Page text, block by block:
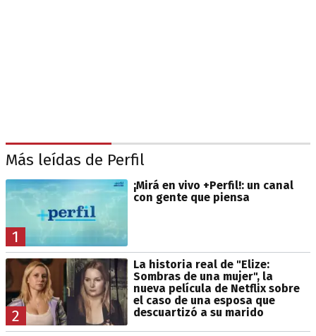
Más leídas de Perfil
1
¡Mirá en vivo +Perfil!: un canal
con gente que piensa
2
La historia real de "Elize:
Sombras de una mujer", la
nueva película de Netflix sobre
el caso de una esposa que
descuartizó a su marido